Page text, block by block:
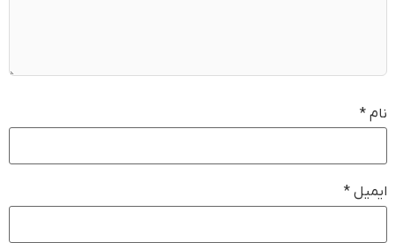
نام *
ایمیل *